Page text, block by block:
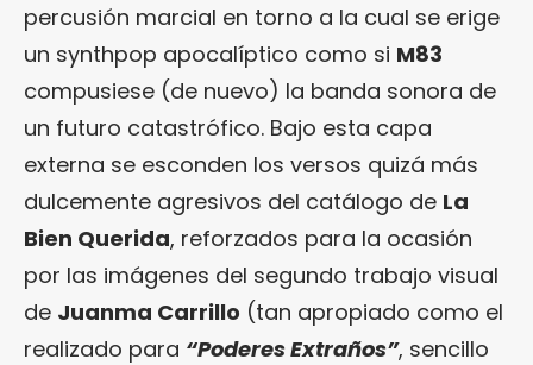
percusión marcial en torno a la cual se erige
un synthpop apocalíptico como si M83
compusiese (de nuevo) la banda sonora de
un futuro catastrófico. Bajo esta capa
externa se esconden los versos quizá más
dulcemente agresivos del catálogo de La
Bien Querida, reforzados para la ocasión
por las imágenes del segundo trabajo visual
de Juanma Carrillo (tan apropiado como el
realizado para “Poderes Extraños”, sencillo